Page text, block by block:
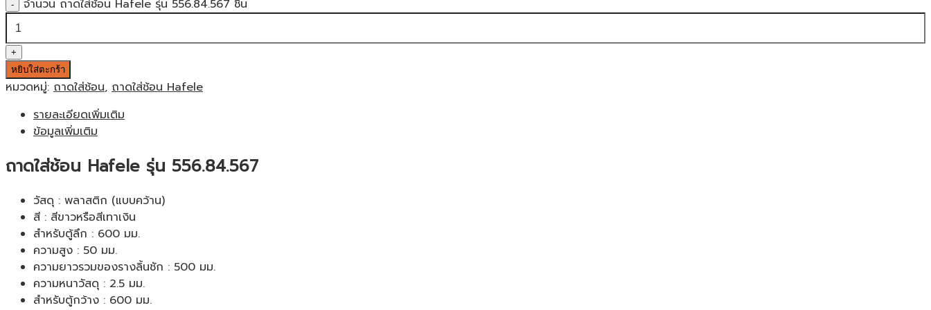
จำนวน ถาดใส่ช้อน Hafele รุ่น 556.84.567 ชิ้น
หยิบใส่ตะกร้า
หมวดหมู่: ถาดใส่ช้อน, ถาดใส่ช้อน Hafele
รายละเอียดเพิ่มเติม
ข้อมูลเพิ่มเติม
ถาดใส่ช้อน Hafele รุ่น 556.84.567
วัสดุ : พลาสติก (แบบคว้าน)
สี : สีขาวหรือสีเทาเงิน
สำหรับตู้ลึก : 600 มม.
ความสูง : 50 มม.
ความยาวรวมของรางลิ้นชัก : 500 มม.
ความหนาวัสดุ : 2.5 มม.
สำหรับตู้กว้าง : 600 มม.